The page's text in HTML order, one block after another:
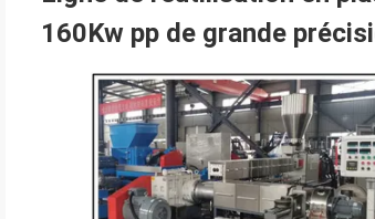
160Kw pp de grande